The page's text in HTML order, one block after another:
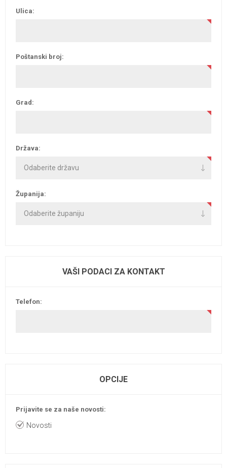
Ulica:
Poštanski broj:
Grad:
Država:
Županija:
VAŠI PODACI ZA KONTAKT
Telefon:
OPCIJE
Prijavite se za naše novosti:
Novosti